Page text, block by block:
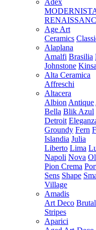
Adex
Age Art
Ceramics
Alaplana
Amalfi Brasilia
Johnstone
Alta Ceramica
Affreschi
Altacera
Albion Antique
Bella Blik Azul
Detroit
Groundy Fern
Islandia Julia
Liberto Lima
Napoli Nova
Pion Crema
Sens Shape
Village
Amadis
Art Deco
Stripes
Aparici